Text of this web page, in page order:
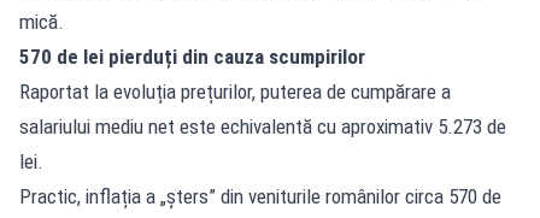
mică.
570 de lei pierduți din cauza scumpirilor
Raportat la evoluția prețurilor, puterea de cumpărare a
salariului mediu net este echivalentă cu aproximativ 5.273 de
lei.
Practic, inflația a „șters” din veniturile românilor circa 570 de